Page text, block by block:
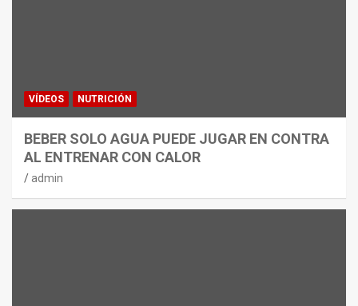
VÍDEOS NUTRICIÓN
BEBER SOLO AGUA PUEDE JUGAR EN CONTRA
AL ENTRENAR CON CALOR
admin